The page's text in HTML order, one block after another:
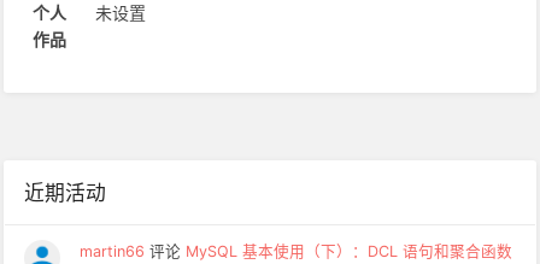
近期活动
martin66 评论 MySQL 基本使用（下）：DCL 语句和聚合函数
个人
作品
未设置